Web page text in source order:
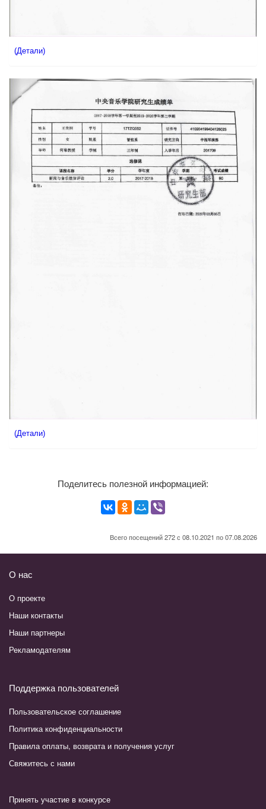
(Детали)
(Детали)
Поделитесь полезной информацией:
Всего посещений 272 с 08.10.2021 по 07.08.2026
О нас
О проекте
Наши контакты
Наши партнеры
Рекламодателям
Поддержка пользователей
Пользовательское соглашение
Политика конфиденциальности
Правила оплаты, возврата и получения услуг
Свяжитесь с нами
Принять участие в конкурсе